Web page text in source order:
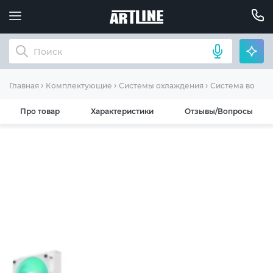
Главная Комплектующие Системы охлаждения Система
Про товар Характеристики Отзывы/Вопросы